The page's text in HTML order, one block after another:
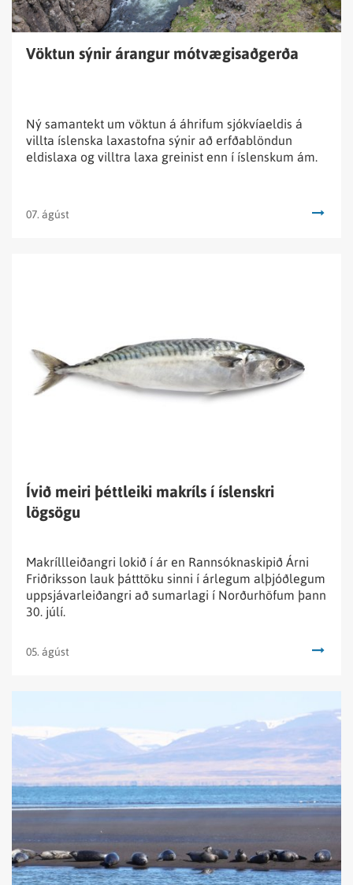
07. ágúst
Vöktun sýnir árangur mótvægisaðgerða
Ný samantekt um vöktun á áhrifum sjókvíaeldis á
villta íslenska laxastofna sýnir að erfðablöndun
eldislaxa og villtra laxa greinist enn í íslenskum ám.
05. ágúst
Ívið meiri þéttleiki makríls í íslenskri
lögsögu
Makríllleiðangri lokið í ár en Rannsóknaskipið Árni
Friðriksson lauk þátttöku sinni í árlegum alþjóðlegum
uppsjávarleiðangri að sumarlagi í Norðurhöfum þann
30. júlí.
þéttleiki
makríls
Stofnmat
á
landsel
að
með
drónum